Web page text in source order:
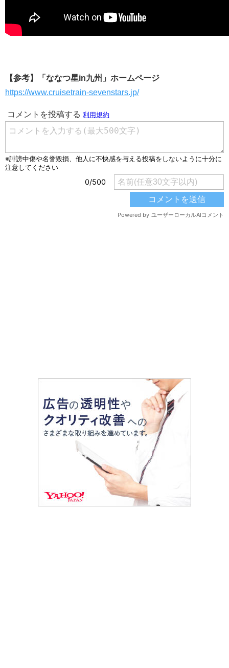
【参考】「ななつ星in九州」ホームページ
https://www.cruisetrain-sevenstars.jp/